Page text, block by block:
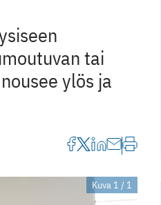
tai
ylös ja
Kuva 1 / 1